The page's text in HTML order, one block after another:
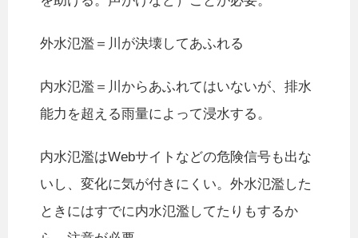
外水氾濫＝川が決壊してあふれる
内水氾濫＝川からあふれてはいないが、排水
能力を超える雨量によって浸水する。
内水氾濫はWebサイトなどの危険信号も出な
いし、変化に気が付きにくい。外水氾濫した
ときにはすでに内水氾濫してたりもするか